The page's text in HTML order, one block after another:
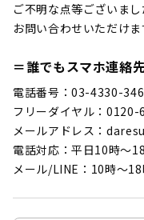
ご不明な点等ございま
お問い合わせいただけま
＝誰でもスマホ連絡
電話番号：03-4330-
フリーダイヤル：
メールアドレス：
電話対応：平日10時～
メール/LINE：10時～